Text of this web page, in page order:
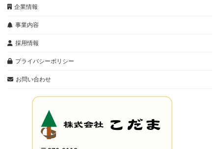
企業情報
事業内容
採用情報
プライバシーポリシー
お問い合わせ